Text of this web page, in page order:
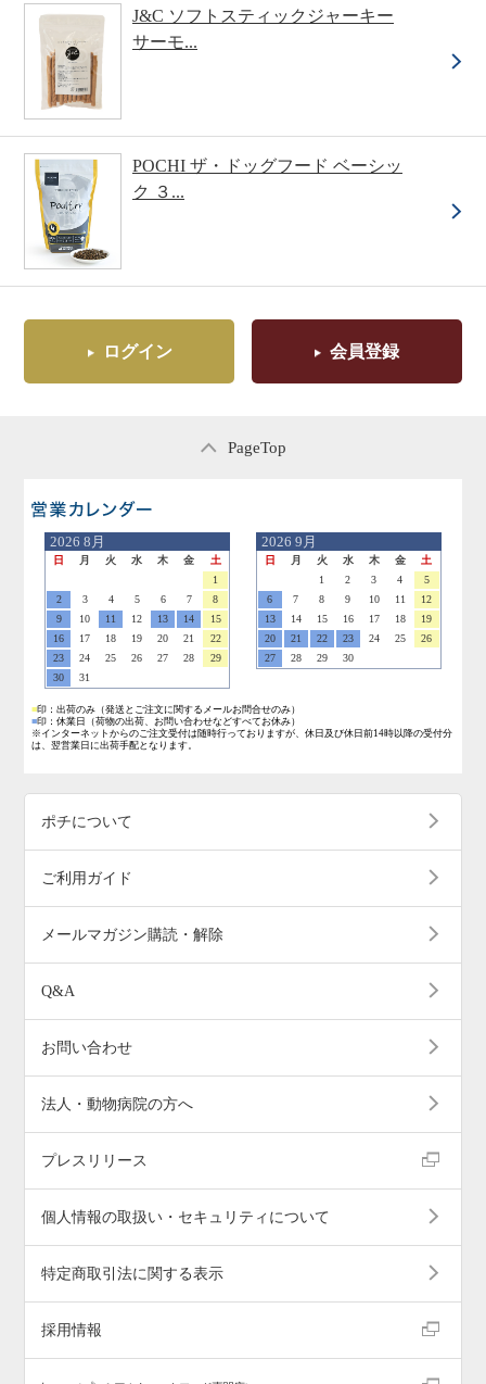
J&C ソフトスティックジャーキー
サーモ...
POCHI ザ・ドッグフード ベーシッ
ク ３...
ログイン 会員登録
PageTop
2026 8月
日 月 火 水 木 金
土
1
2
3 4 5 6 7
8
9
10 11 12 13 14
15
16
17 18 19 20 21
22
23
24 25 26 27 28
29
30
31
2026 9月
日 月 火 水 木 金
土
1
2 3 4
5
6
7 8 9 10 11
12
13
14 15 16 17 18
19
20
21 22 23 24 25
26
27
28 29 30
■印：出荷のみ （発送とご注文に関するメールお問合せのみ）
■印：休業日
（荷物の出荷、お問い合わせなどすべてお休み）
※インターネットからのご注文受付は随時行っておりますが、休日及び休日前14時以降の受付分
は、翌営業日に出荷手配となります。
ポチについて
ご利用ガイド
メールマガジン購読・解除
Q&A
お問い合わせ
法人・動物病院の方へ
プレスリリース
個人情報の取扱い・セキュリティについて
特定商取引法に関する表示
採用情報